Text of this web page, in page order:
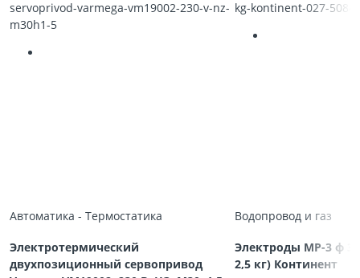
Автоматика - Термостатика
Электротермический
двухпозиционный сервопривод
Водопровод и газ
Электроды МР-3 ф
2,5 кг) Континент